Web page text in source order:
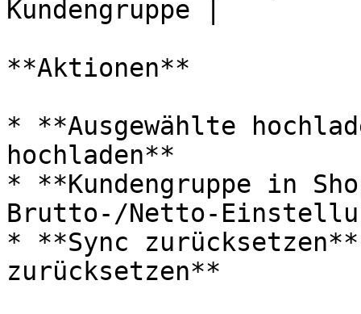
Kundengruppe |
**Aktionen**
* **Ausgewählte
hochladen**
* **Kundengruppe in
Brutto-/Netto-
* **Sync
zurücksetzen**